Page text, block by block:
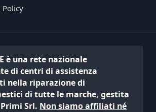
Policy
è una rete nazionale
di centri di assistenza
nella riparazione di
di tutte le marche, gestita
Srl. Non siamo affiliati né